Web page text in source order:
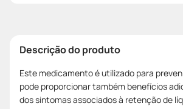
Descrição do produto
Este medicamento é utilizado para
pode proporcionar também benefícios
dos sintomas associados à retenção de